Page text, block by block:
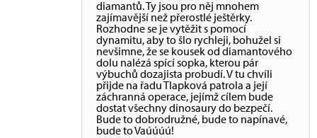
diamantů. Ty jsou pro něj mnohem
zajímavější než přerostlé ještěrky.
Rozhodne se je vytěžit s pomocí
dynamitu, aby to šlo rychleji, bohužel si
nevšimne, že se kousek od diamantového
dolu nalézá spící sopka, kterou pár
výbuchů dozajista probudí. V tu chvíli
přijde na řadu Tlapková patrola a její
záchranná operace, jejímž cílem bude
dostat všechny dinosaury do bezpečí.
Bude to dobrodružné, bude to napínavé,
bude to Vaúúúú!